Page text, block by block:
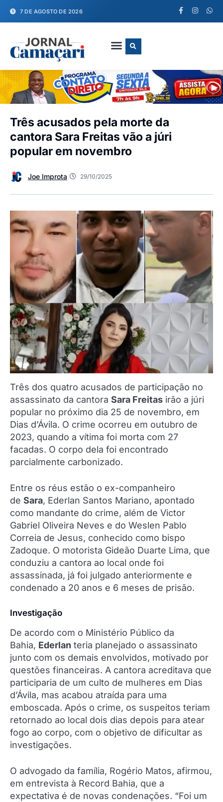
7 DE AGOSTO DE 2026
Três acusados pela morte da
cantora Sara Freitas vão a júri
popular em novembro
Joe Improta 29/10/2025
Três dos quatro acusados de participação no
assassinato da cantora Sara Freitas irão a júri
popular no próximo dia 25 de novembro, em
Dias d’Ávila. O crime ocorreu em outubro de
2023, quando a vítima foi morta com 27
facadas. O corpo dela foi encontrado
parcialmente carbonizado.
Entre os réus estão o ex-companheiro
de Sara, Ederlan Santos Mariano, apontado
como mandante do crime, além de Victor
Gabriel Oliveira Neves e do Weslen Pablo
Correia de Jesus, conhecido como bispo
Zadoque. O motorista Gideão Duarte Lima, que
conduziu a cantora ao local onde foi
assassinada, já foi julgado anteriormente e
condenado a 20 anos e 6 meses de prisão.
Investigação
De acordo com o Ministério Público da
Bahia, Ederlan teria planejado o assassinato
junto com os demais envolvidos, motivado por
questões financeiras. A cantora acreditava que
participaria de um culto de mulheres em Dias
d’Ávila, mas acabou atraída para uma
emboscada. Após o crime, os suspeitos teriam
retornado ao local dois dias depois para atear
fogo ao corpo, com o objetivo de dificultar as
investigações.
O advogado da família, Rogério Matos, afirmou,
em entrevista à Record Bahia, que a
expectativa é de novas condenações. “Foi um